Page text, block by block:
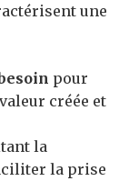
une
pour
créée et
la
la prise